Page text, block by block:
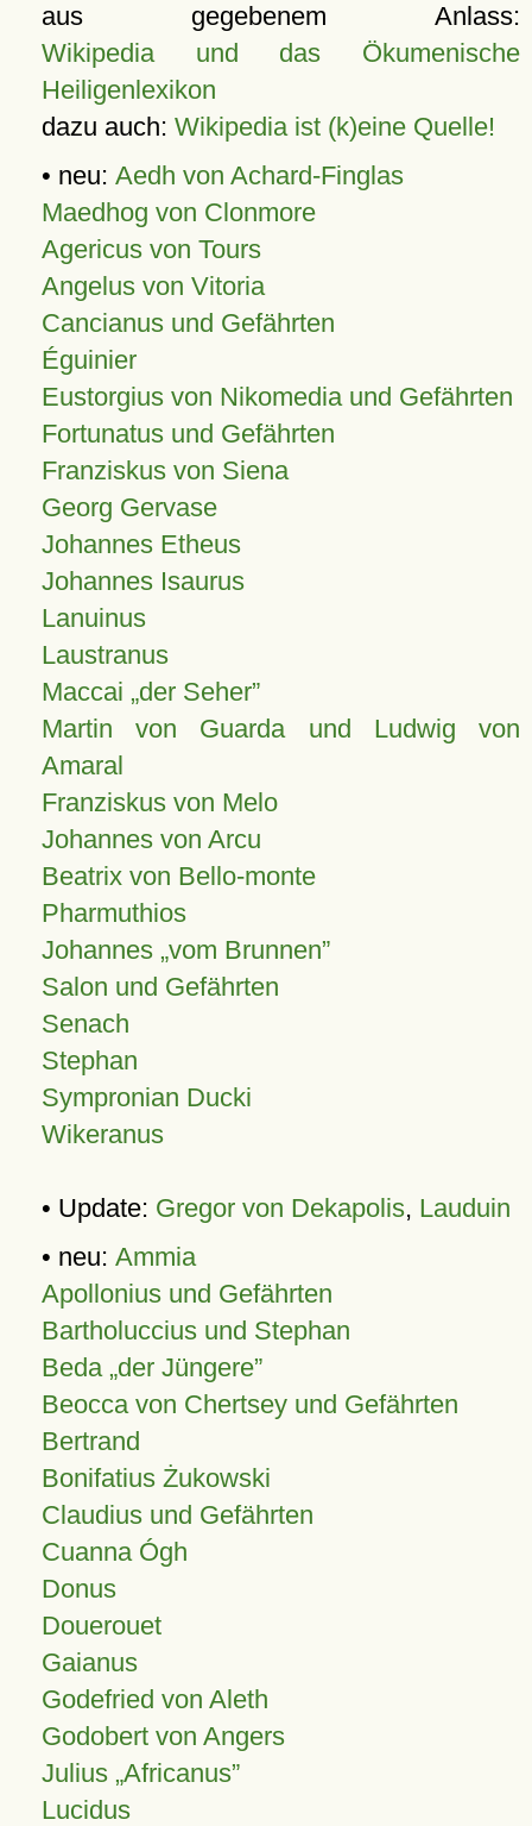
aus gegebenem Anlass:
Wikipedia und das Ökumenische
Heiligenlexikon
dazu auch: Wikipedia ist (k)eine Quelle!
• neu: Aedh von Achard-Finglas
Maedhog von Clonmore
Agericus von Tours
Angelus von Vitoria
Cancianus und Gefährten
Éguinier
Eustorgius von Nikomedia und Gefährten
Fortunatus und Gefährten
Franziskus von Siena
Georg Gervase
Johannes Etheus
Johannes Isaurus
Lanuinus
Laustranus
Maccai „der Seher”
Martin von Guarda und Ludwig von
Amaral
Franziskus von Melo
Johannes von Arcu
Beatrix von Bello-monte
Pharmuthios
Johannes vom Brunnen
Salon und Gefährten
Senach
Stephan
Sympronian Ducki
Wikeranus
• Update: Gregor von Dekapolis, Lauduin
• neu: Ammia
Apollonius und Gefährten
Bartholuccius und Stephan
Beda „der Jüngere”
Beocca von Chertsey und Gefährten
Bertrand
Bonifatius Żukowski
Claudius und Gefährten
Cuanna Ógh
Donus
Douerouet
Gaianus
Godefried von Aleth
Godobert von Angers
Julius Africanus
Lucidus